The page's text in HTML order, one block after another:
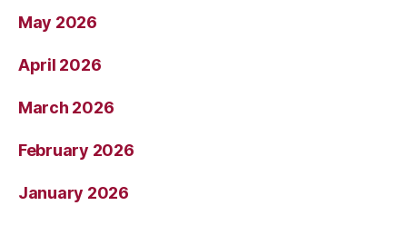
May 2026
April 2026
March 2026
February 2026
January 2026